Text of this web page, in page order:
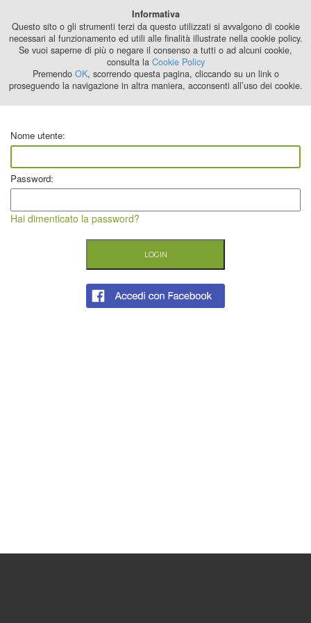
2024
Nome utente:
Password:
Hai dimenticato la password?
Informativa
Questo sito o gli strumenti terzi da questo utilizzati si avvalgono di cookie
necessari al funzionamento ed utili alle finalità illustrate nella cookie policy.
Se vuoi saperne di più o negare il consenso a tutti o ad alcuni cookie,
consulta la Cookie Policy
Premendo OK, scorrendo questa pagina, cliccando su un link o
proseguendo la navigazione in altra maniera, acconsenti all’uso dei cookie.